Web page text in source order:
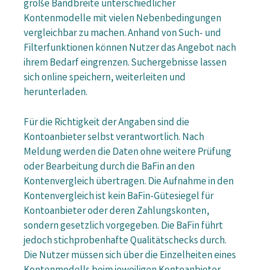
große Bandbreite unterschiedlicher
Kontenmodelle mit vielen Nebenbedingungen
vergleichbar zu machen. Anhand von Such- und
Filterfunktionen können Nutzer das Angebot nach
ihrem Bedarf eingrenzen. Suchergebnisse lassen
sich online speichern, weiterleiten und
herunterladen.
Für die Richtigkeit der Angaben sind die
Kontoanbieter selbst verantwortlich. Nach
Meldung werden die Daten ohne weitere Prüfung
oder Bearbeitung durch die BaFin an den
Kontenvergleich übertragen. Die Aufnahme in den
Kontenvergleich ist kein BaFin-Gütesiegel für
Kontoanbieter oder deren Zahlungskonten,
sondern gesetzlich vorgegeben. Die BaFin führt
jedoch stichprobenhafte Qualitätschecks durch.
Die Nutzer müssen sich über die Einzelheiten eines